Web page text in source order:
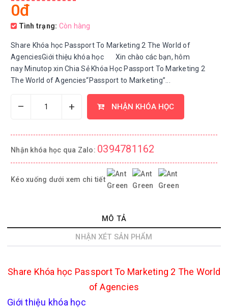
0đ
Tình trạng: Còn hàng
Share Khóa học Passport To Marketing 2 The World of
AgenciesGiới thiệu khóa học Xin chào các bạn, hôm
nay Minutop xin Chia Sẻ Khóa Học Passport To Marketing 2
The World of Agencies“Passport to Marketing”...
– + NHẬN KHÓA HỌC
Nhận khóa học qua Zalo: 0394781162
Kéo xuống dưới xem chi tiết
MÔ TẢ
NHẬN XÉT SẢN PHẨM
Share Khóa học Passport To Marketing 2 The World
of Agencies
Giới thiệu khóa học